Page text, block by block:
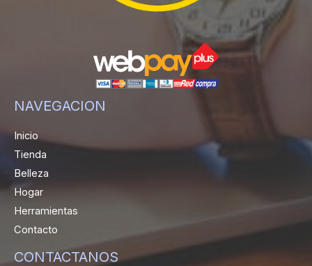
NAVEGACION
Inicio
Tienda
Belleza
Hogar
Herramientas
Contacto
CONTACTANOS